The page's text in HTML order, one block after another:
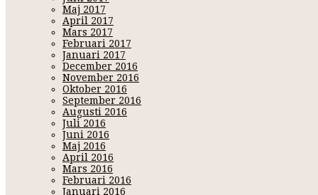
Maj 2017
April 2017
Mars 2017
Februari 2017
Januari 2017
December 2016
November 2016
Oktober 2016
September 2016
Augusti 2016
Juli 2016
Juni 2016
Maj 2016
April 2016
Mars 2016
Februari 2016
Januari 2016